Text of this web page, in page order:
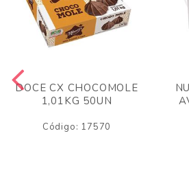
DOCE CX CHOCOMOLE
1,01KG 50UN
Código: 17570